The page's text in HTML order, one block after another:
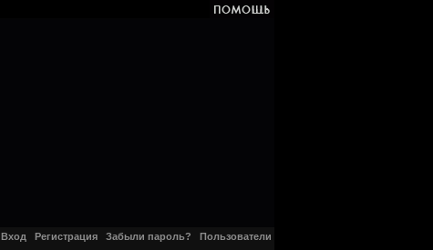
Вход Регистрация Забыли пароль? Пользователи